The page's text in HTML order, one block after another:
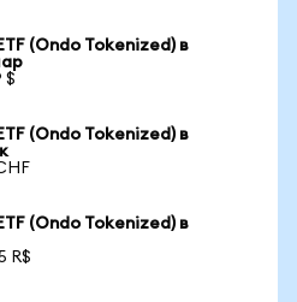
(Ondo Tokenized) в
$
(Ondo Tokenized) в
(Ondo Tokenized) в
R$